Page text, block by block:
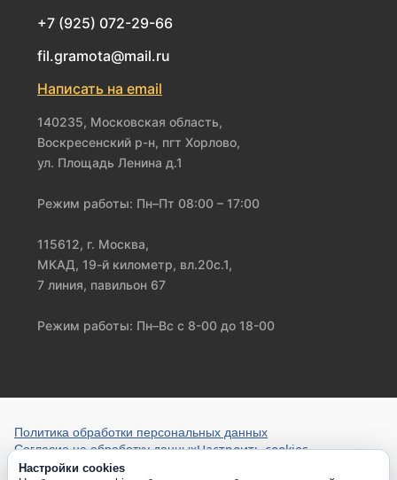
+7 (925) 072-29-66
fil.gramota@mail.ru
Написать на email
140235, Московская область,
Воскресенский р-н, пгт Хорлово,
ул. Площадь Ленина д.1
Режим работы: Пн–Пт 08:00 – 17:00
115612, г. Москва,
МКАД, 19-й километр, вл.20с.1,
7 линия, павильон 67
Режим работы: Пн–Вс с 8-00 до 18-00
Политика обработки персональных данных
Согласие на обработку данныхНастроить cookies
Настройки cookies